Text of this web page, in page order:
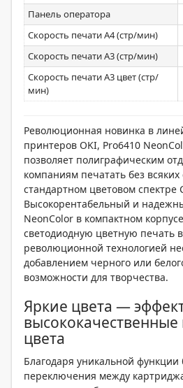
Панель оператора
Скорость печати А4 (стр/мин)
Скорость печати А3 (стр/мин)
Скорость печати А3 цвет (стр/
мин)
Революционная новинка в
принтеров OKI, Pro6410
позволяет полиграфическим
компаниям печатать без
стандартном цветовом спектре
Высокорентабельный и
NeonColor в компактном
светодиодную цветную печать
революционной технологией
добавлением черного или
возможности для творчества.
Яркие цвета —
цвета
Благодаря уникальной функции
переключения между